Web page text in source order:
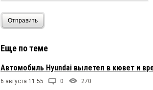
Отправить
Еще по теме
Автомобиль Hyundai вылетел в кювет и
6 августа 11:55 0 270